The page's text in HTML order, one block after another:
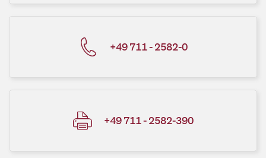
+49 711 - 2582-0
+49 711 - 2582-390